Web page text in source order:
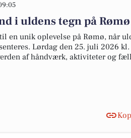
i uldens tegn på Rømø
en unik oplevelse på Rømø, når
Lørdag den 25. juli 2026 kl.
af håndværk, aktiviteter og